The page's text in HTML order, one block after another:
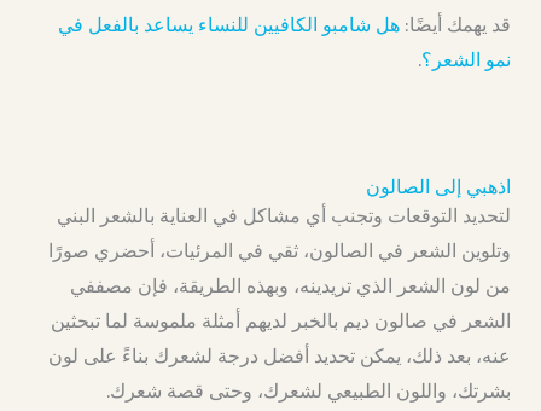
قد يهمك أيضًا:هل شامبو الكافيين للنساء يساعد بالفعل في
نمو الشعر؟.
اذهبي إلى الصالون
لتحديد التوقعات وتجنب أي مشاكل في العناية بالشعر البني
وتلوين الشعر في الصالون، ثقي في المرئيات، أحضري صورًا
من لون الشعر الذي تريدينه، وبهذه الطريقة، فإن مصففي
الشعر في صالون ديم بالخبر لديهم أمثلة ملموسة لما تبحثين
عنه، بعد ذلك، يمكن تحديد أفضل درجة لشعرك بناءً على لون
بشرتك، واللون الطبيعي لشعرك، وحتى قصة شعرك.